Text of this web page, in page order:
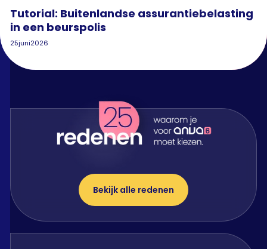
Tutorial: Buitenlandse assurantiebelasting
in een beurspolis
25juni2026
Bekijk alle redenen